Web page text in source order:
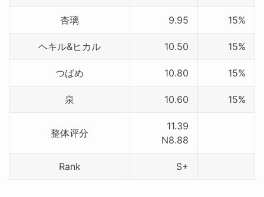
杏璃 9.95 15%
ヘキル&ヒカル 10.50 15%
つばめ 10.80 15%
泉 10.60 15%
整体评分
11.39
N8.88
Rank S+